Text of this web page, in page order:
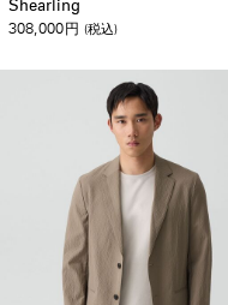
Shearling
308,000円 (税込)